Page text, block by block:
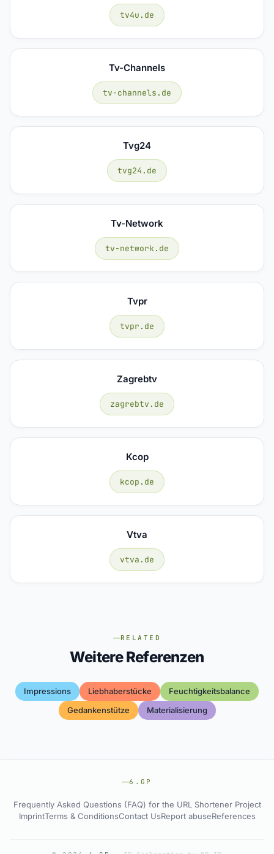
tv4u.de
Tv-Channels
tv-channels.de
Tvg24
tvg24.de
Tv-Network
tv-network.de
Tvpr
tvpr.de
Zagrebtv
zagrebtv.de
Kcop
kcop.de
Vtva
vtva.de
RELATED
Weitere Referenzen
Impressions Liebhaberstücke
Feuchtigkeitsbalance
Gedankenstütze
Materialisierung
6.GP
Frequently Asked Questions (FAQ) for the URL Shortener Project
ImprintTerms & ConditionsContact UsReport abuseReferences